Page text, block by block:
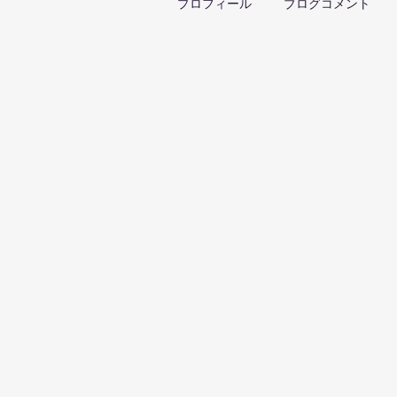
プロフィール ブログコメント